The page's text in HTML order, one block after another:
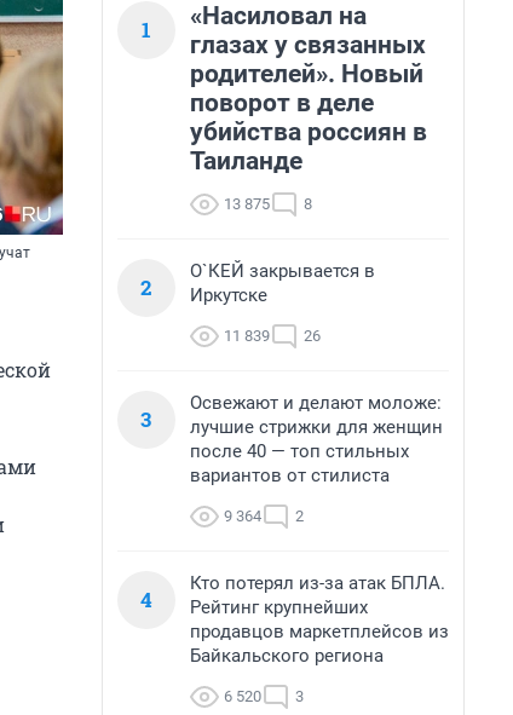
1
«Насиловал на
глазах у связанных
родителей». Новый
поворот в деле
убийства россиян в
Таиланде
13 875 8
2
О`КЕЙ закрывается в
Иркутске
11 839 26
3
Освежают и делают моложе:
лучшие стрижки для женщин
после 40 — топ стильных
вариантов от стилиста
9 364 2
4
Кто потерял из-за атак БПЛА.
Рейтинг крупнейших
продавцов маркетплейсов из
Байкальского региона
6 520 3